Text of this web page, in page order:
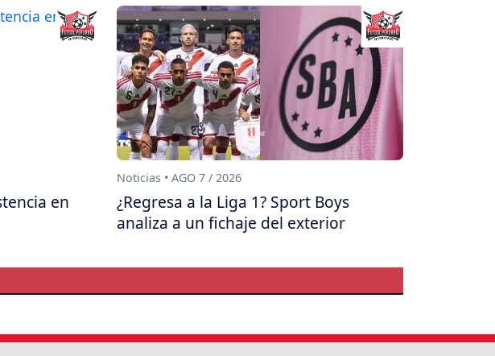
en
Noticias • AGO 7 / 2026
¿Regresa a la Liga 1? Sport Boys
analiza a un fichaje del exterior